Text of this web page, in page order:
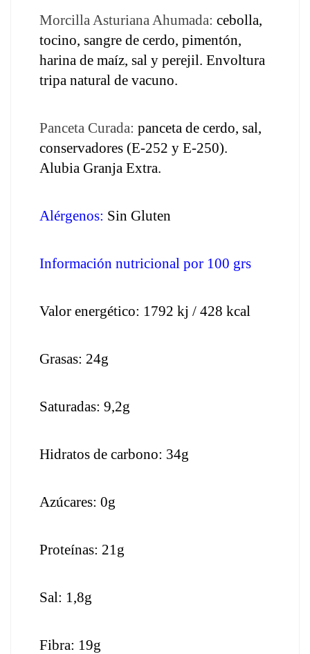
Morcilla Asturiana Ahumada: cebolla,
tocino, sangre de cerdo, pimentón,
harina de maíz, sal y perejil. Envoltura
tripa natural de vacuno.
Panceta Curada: panceta de cerdo, sal,
conservadores (E-252 y E-250).
Alubia Granja Extra.
Alérgenos: Sin Gluten
Información nutricional por 100 grs
Valor energético: 1792 kj / 428 kcal
Grasas: 24g
Saturadas: 9,2g
Hidratos de carbono: 34g
Azúcares: 0g
Proteínas: 21g
Sal: 1,8g
Fibra: 19g